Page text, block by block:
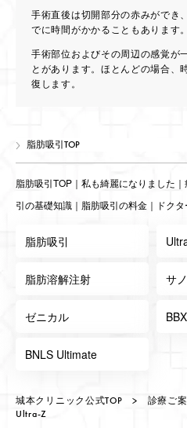
手術直後は切開部分の赤みができ
でに時間がかかることもあります。
手術部位およびその周辺の感覚が
とがあります。ほとんどの場合、
復します。
脂肪吸引TOP
脂肪吸引TOP ｜ 私も綺麗になりました ｜
引の基礎知識 ｜ 脂肪吸引の料金 ｜ ドク
脂肪吸引
脂肪溶解注射 サ
ゼニカル
BNLS Ultimate
城本クリニック公式TOP > 診療ご
Ultra-Z